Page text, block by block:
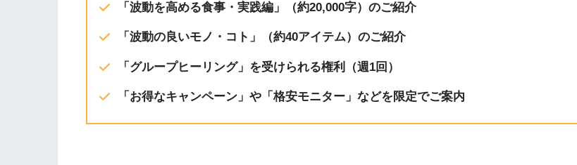
「波動を高める食事・実践編」（約20,000字）のご紹介
「波動の良いモノ・コト」（約40アイテム）のご紹介
「グループヒーリング」を受けられる権利（週1回）
「お得なキャンペーン」や「格安モニター」などを限定でご案内